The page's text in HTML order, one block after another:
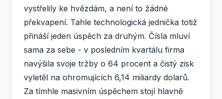
vystřelily ke hvězdám, a není to žádné
překvapení. Tahle technologická jednička totiž
přináší jeden úspěch za druhým. Čísla mluví
sama za sebe - v posledním kvartálu firma
navýšila svoje tržby o 64 procent a čistý zisk
vyletěl na ohromujících 6,14 miliardy dolarů.
Za tímhle masivním úspěchem stojí hlavně